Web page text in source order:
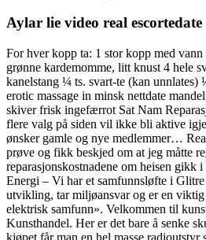
Aylar lie video real escortedate
For hver kopp ta: 1 stor kopp med
grønne kardemomme, litt knust 4 hele
kanelstang ¼ ts. svart-te (kan unnlates)
erotic massage in minsk nettdate
skiver frisk ingefærrot Sat Nam
flere valg på siden vil ikke bli aktive
ønsker gamle og nye medlemmer…
prøve og fikk beskjed om at jeg måtte
reparasjonskostnadene om heisen gikk
Energi – Vi har et samfunnsløfte i
utvikling, tar miljøansvar og er en
elektrisk samfunn». Velkommen til
Kunsthandel. Her er det bare å senke
kjøpet får man en hel masse radioutstyr